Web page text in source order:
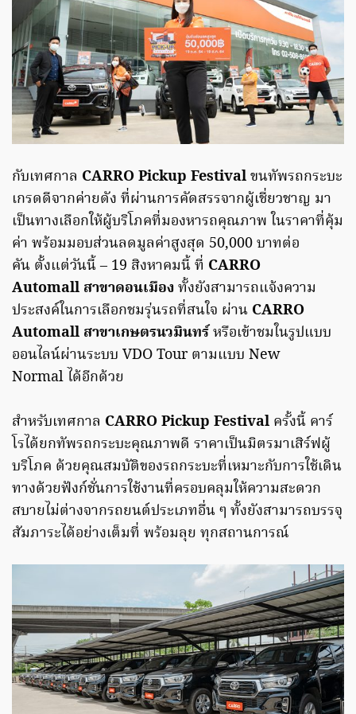
กับเทศกาล CARRO Pickup Festivalขนทัพรถกระบะ
เกรดดีจากค่ายดัง ที่ผ่านการคัดสรรจากผู้เชี่ยวชาญ มา
เป็นทางเลือกให้ผู้บริโภคที่มองหารถคุณภาพ ในราคาที่คุ้ม
ค่า พร้อมมอบส่วนลดมูลค่าสูงสุด 50,000 บาทต่อ
คัน ตั้งแต่วันนี้ – 19 สิงหาคมนี้ ที่ CARRO
Automall สาขาดอนเมืองทั้งยังสามารถแจ้งความ
ประสงค์ในการเลือกชมรุ่นรถที่สนใจ ผ่าน CARRO
Automall สาขาเกษตรนวมินทร์หรือเข้าชมในรูปแบบ
ออนไลน์ผ่านระบบ VDO Tour ตามแบบ New
Normal ได้อีกด้วย
สำหรับเทศกาล CARRO Pickup Festival ครั้งนี้ คาร์
โรได้ยกทัพรถกระบะคุณภาพดี ราคาเป็นมิตรมาเสิร์ฟผู้
บริโภค ด้วยคุณสมบัติของรถกระบะที่เหมาะกับการใช้เดิน
ทางด้วยฟังก์ชั่นการใช้งานที่ครอบคลุมให้ความสะดวก
สบายไม่ต่างจากรถยนต์ประเภทอื่น ๆ ทั้งยังสามารถบรรจุ
สัมภาระได้อย่างเต็มที่ พร้อมลุย ทุกสถานการณ์